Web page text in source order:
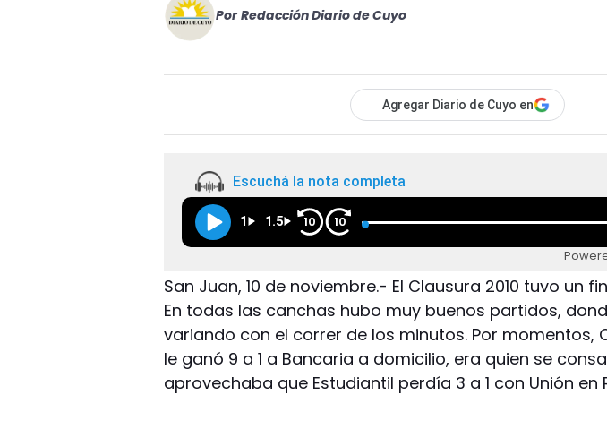
Por Redacción Diario de Cuyo
Agregar Diario de Cuyo en
Escuchá la nota completa
1 1.5 10 10
San Juan, 10 de noviembre.- El Clausura 2010 tuvo un
En todas las canchas hubo muy buenos partidos,
variando con el correr de los minutos. Por momentos,
le ganó 9 a 1 a Bancaria a domicilio, era quien se
aprovechaba que Estudiantil perdía 3 a 1 con Unión en